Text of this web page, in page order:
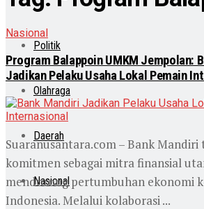
Politik
Olahraga
Daerah
Nasional
Nasional
Program Balappoin UMKM Jempolan:
Jadikan Pelaku Usaha Lokal Pemain
Suaranusantara.com – Bank
komitmen sebagai mitra finansial
mendorong pertumbuhan ekonomi
Indonesia. Melalui kolaborasi ...